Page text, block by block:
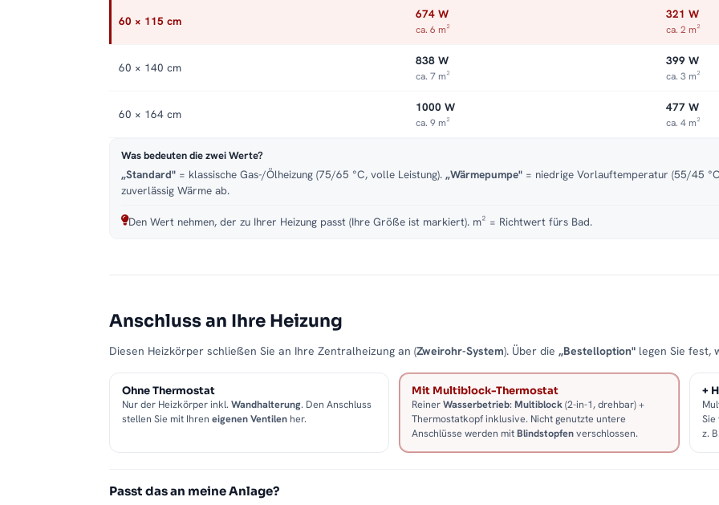
60 × 115 cm 674 W
ca. 6 m²
321 W
ca. 2 m²
60 × 140 cm 838 W
ca. 7 m²
399 W
ca. 3 m²
60 × 164 cm 1000 W
ca. 9 m²
477 W
ca. 4 m²
Was bedeuten die zwei Werte?
„Standard" = klassische Gas-/Ölheizung (75/65 °C, volle Leistung). „Wärmepumpe" = niedrige Vorlauftemperatur (55/45
zuverlässig Wärme ab.
Den Wert nehmen, der zu Ihrer Heizung passt (Ihre Größe ist markiert). m² = Richtwert fürs Bad.
Anschluss an Ihre Heizung
Diesen Heizkörper schließen Sie an Ihre Zentralheizung an (Zweirohr-System). Über die „Bestelloption" legen Sie fest,
Ohne Thermostat
Nur der Heizkörper inkl. Wandhalterung. Den Anschluss
stellen Sie mit Ihren eigenen Ventilen her.
Mit Multiblock-Thermostat
ReinerWasserbetrieb:Multiblock(2-in-1, drehbar) +
Thermostatkopf inklusive. Nicht genutzte untere
Anschlüsse werden mitBlindstopfenverschlossen.
+
z.
Passt das an meine Anlage?